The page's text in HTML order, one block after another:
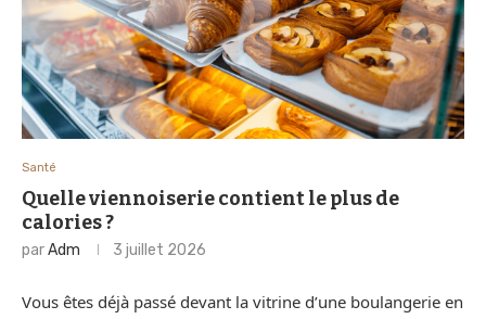
Santé
Quelle viennoiserie contient le plus de
calories ?
parAdm 3 juillet 2026
Vous êtes déjà passé devant la vitrine d’une boulangerie en